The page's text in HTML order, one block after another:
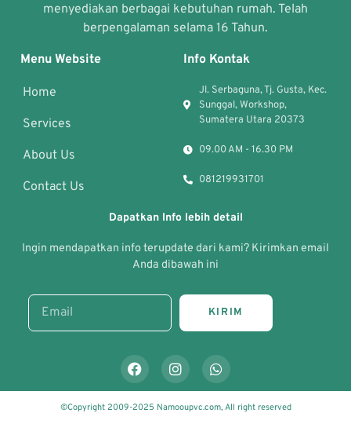
menyediakan berbagai kebutuhan rumah. Telah
berpengalaman selama 16 Tahun.
Menu Website
Home
Services
About Us
Contact Us
Info Kontak
Jl. Serbaguna, Tj. Gusta, Kec.
Sunggal, Workshop,
Sumatera Utara 20373
09.00 AM - 16.30 PM
081219931701
Dapatkan Info lebih detail
Ingin mendapatkan info terupdate dari kami? Kirimkan email
Anda dibawah ini
KIRIM
©Copyright 2009-2025 Namooupvc.com, All right reserved